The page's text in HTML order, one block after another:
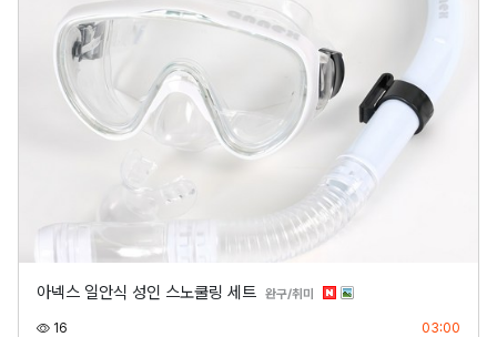
아넥스 일안식 성인 스노쿨링 세트 완구/취미 분류
16 03:00